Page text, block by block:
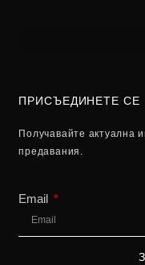
ПРИСЪЕДИНЕТЕ СЕ
Получавайте актуална
предавания.
Email